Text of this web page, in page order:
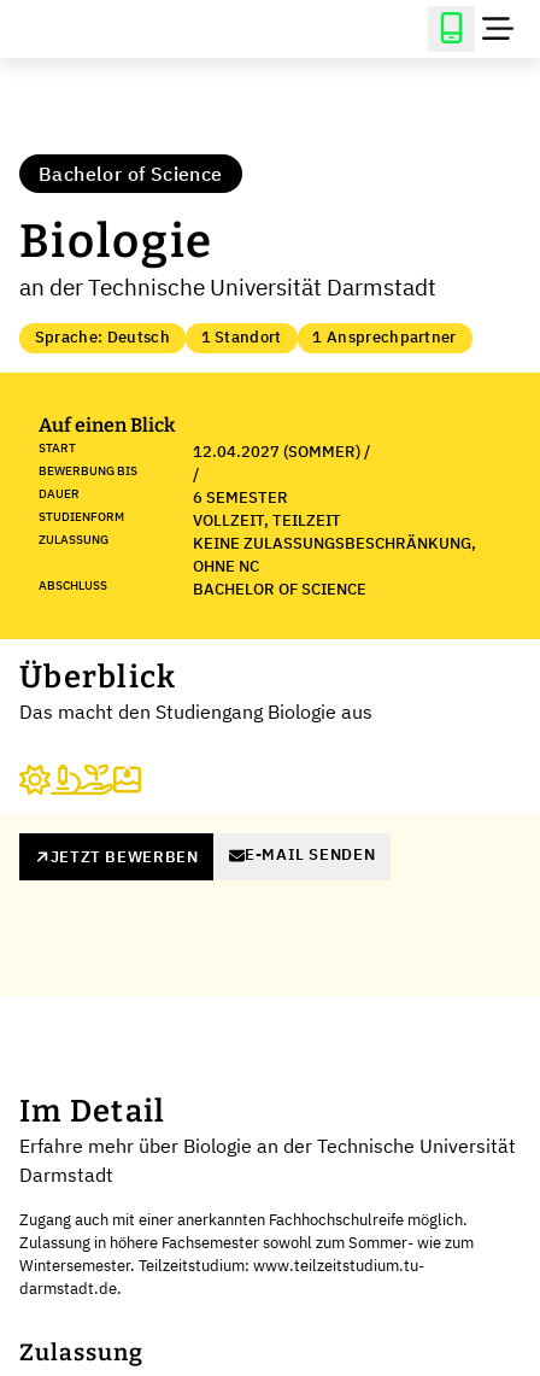
Bachelor of Science
Biologie
an der Technische Universität Darmstadt
Sprache: Deutsch 1 Standort 1 Ansprechpartner
Auf einen Blick
START 12.04.2027 (SOMMER) /
BEWERBUNG BIS /
DAUER 6 SEMESTER
STUDIENFORM VOLLZEIT, TEILZEIT
ZULASSUNG
KEINE ZULASSUNGSBESCHRÄNKUNG,
OHNE NC
ABSCHLUSS BACHELOR OF SCIENCE
Überblick
Das macht den Studiengang Biologie aus
JETZT BEWERBEN E-MAIL SENDEN
Im Detail
Erfahre mehr über Biologie an der Technische Universität
Darmstadt
Zugang auch mit einer anerkannten Fachhochschulreife möglich.
Zulassung in höhere Fachsemester sowohl zum Sommer- wie zum
Wintersemester. Teilzeitstudium: www.teilzeitstudium.tu-
darmstadt.de.
Zulassung